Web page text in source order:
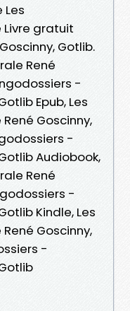
gratuit
Gotlib.
René
-
Epub, Les
Goscinny,
-
Audiobook,
René
-
Kindle, Les
Goscinny,
-